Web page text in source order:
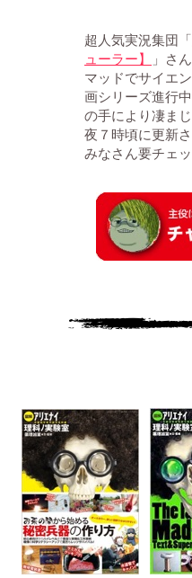
超人気実況集団「
ューラー】
」さ
マッドでサイエ
画シリーズ進行
の手により凄ま
夜７時頃に更新
みなさん要チェ